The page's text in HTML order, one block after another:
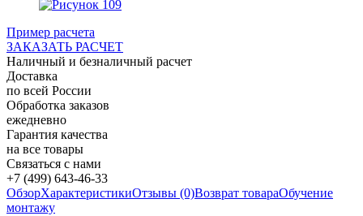
Пример расчета
ЗАКАЗАТЬ РАСЧЕТ
Наличный и безналичный расчет
Доставка
по всей России
Обработка заказов
ежедневно
Гарантия качества
на все товары
Связаться с нами
+7 (499) 643-46-33
ОбзорХарактеристикиОтзывы (0)Возврат товараОбучение
монтажу